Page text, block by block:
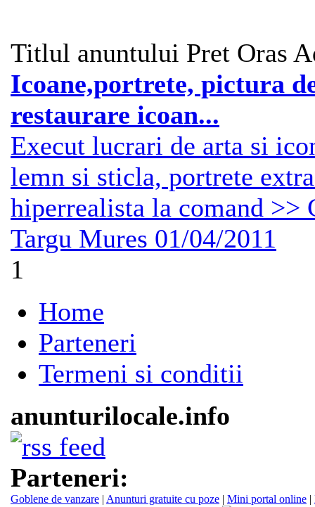
Titlul anuntului Pret Oras
Icoane,portrete, pictura
restaurare icoan...
Execut lucrari de arta si
lemn si sticla, portrete
hiperrealista la comand >>
Targu Mures 01/04/2011
1
Home
Parteneri
Termeni si conditii
anunturilocale.info
Parteneri:
Goblene de vanzare | Anunturi gratuite cu poze | Mini portal online |